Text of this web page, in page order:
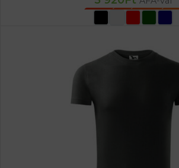
OPCIÓK VÁLASZTÁSA